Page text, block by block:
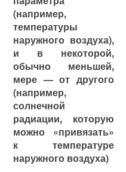
(например,
температуры
наружного воздуха),
и в некоторой,
обычно меньшей,
мере — от другого
(например,
солнечной
радиации, которую
можно «привязать»
к температуре
наружного воздуха)
резервуарных установок
требует экономического
обоснования.
Численные значения
составляющих затрат в
уравнениях (1) и (2)
полученные по результатам
(согласно табл. 1).
При скорости
фильтрования 10 м/ч
предельное накопление
взвешенных веществ в
загрузке, отвечающее
потерям напора 0,35 – 0,4
м вод. ст., составляет 3 кг/
нас. об. загр. (согласно
опять же табл. 1).
Зависимость потерь